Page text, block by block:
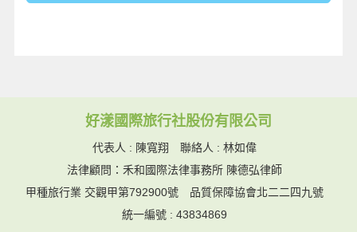
好漾國際旅行社股份有限公司
代表人 : 陳寬翔 聯絡人 : 林如偉
法律顧問：禾和國際法律事務所 陳德弘律師
甲種旅行業 交觀甲第792900號
品質保障協會北二二四九號
統一編號 : 43834869